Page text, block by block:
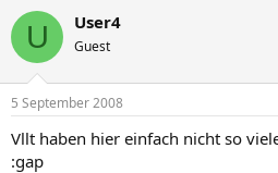
U User4
Guest
5 September 2008
Vllt haben hier einfach nicht so
:gap